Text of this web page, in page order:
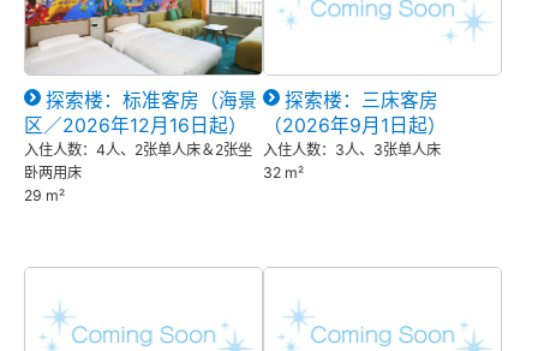
探索楼：标准客房（海景
区／2026年12月16日起）
入住人数：4人、2张单人床＆2张坐
卧两用床
29 m²
探索楼：三床客房
（2026年9月1日起）
入住人数：3人、3张单人床
32 m²